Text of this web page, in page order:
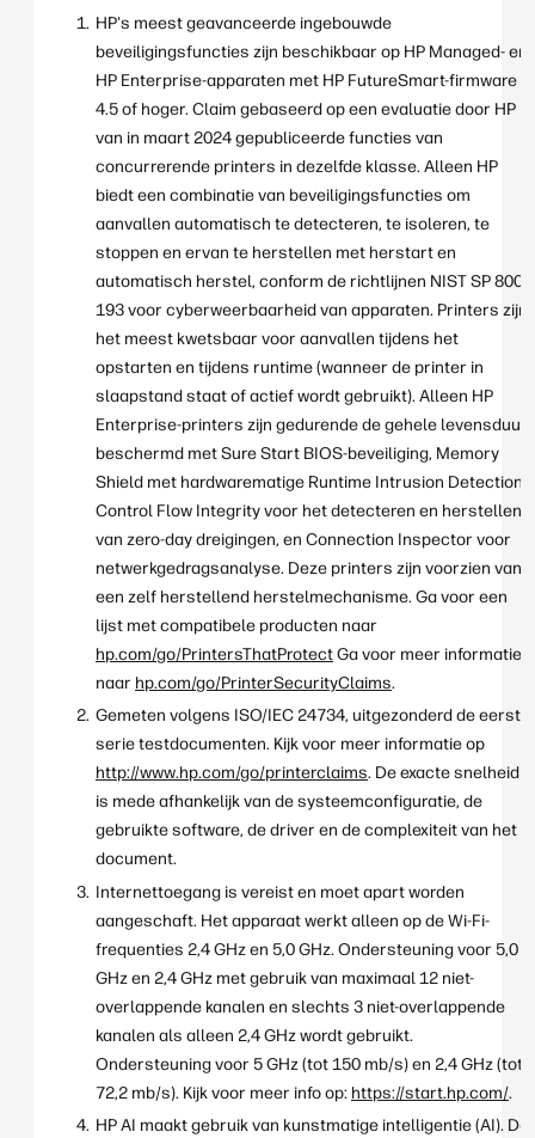
• Voor de nieuwste Enterprise 5000/6000-
generatie biedt HP ingebouwde bescherming
tegen aanvallen met kwantumcomputers
(afgestemd op risicoprofielen van grote
organisaties en de publieke sector).
HP's meest geavanceerde ingebouwde
beveiligingsfuncties zijn beschikbaar op HP Managed- en
HP Enterprise-apparaten met HP FutureSmart-firmware
4.5 of hoger. Claim gebaseerd op een evaluatie door HP
van in maart 2024 gepubliceerde functies van
concurrerende printers in dezelfde klasse. Alleen HP
biedt een combinatie van beveiligingsfuncties om
aanvallen automatisch te detecteren, te isoleren, te
stoppen en ervan te herstellen met herstart en
automatisch herstel, conform de richtlijnen NIST SP 800-
193 voor cyberweerbaarheid van apparaten. Printers zijn
het meest kwetsbaar voor aanvallen tijdens het
opstarten en tijdens runtime (wanneer de printer in
slaapstand staat of actief wordt gebruikt). Alleen HP
Enterprise-printers zijn gedurende de gehele levensduur
beschermd met Sure Start BIOS-beveiliging, Memory
Shield met hardwarematige Runtime Intrusion Detection,
Control Flow Integrity voor het detecteren en herstellen
van zero-day dreigingen, en Connection Inspector voor
netwerkgedragsanalyse. Deze printers zijn voorzien van
een zelf herstellend herstelmechanisme. Ga voor een
lijst met compatibele producten naar
hp.com/go/PrintersThatProtectGa voor meer informatie
naar hp.com/go/PrinterSecurityClaims.
Gemeten volgens ISO/IEC 24734, uitgezonderd de eerste
serie testdocumenten. Kijk voor meer informatie op
http://www.hp.com/go/printerclaims. De exacte snelheid
is mede afhankelijk van de systeemconfiguratie, de
gebruikte software, de driver en de complexiteit van het
document.
Internettoegang is vereist en moet apart worden
aangeschaft. Het apparaat werkt alleen op de Wi-Fi-
frequenties 2,4 GHz en 5,0 GHz. Ondersteuning voor 5,0
GHz en 2,4 GHz met gebruik van maximaal 12 niet-
overlappende kanalen en slechts 3 niet-overlappende
kanalen als alleen 2,4 GHz wordt gebruikt.
Ondersteuning voor 5 GHz (tot 150 mb/s) en 2,4 GHz (tot
72,2 mb/s). Kijk voor meer info op: https://start.hp.com/.
HP AI maakt gebruik van kunstmatige intelligentie (AI). De